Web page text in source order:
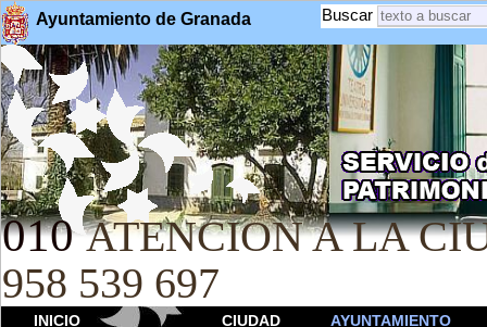
Ayuntamiento de Granada Buscar
010 ATENCION A LA
958 539 697
INICIO CIUDAD AYUNTAMIENTO